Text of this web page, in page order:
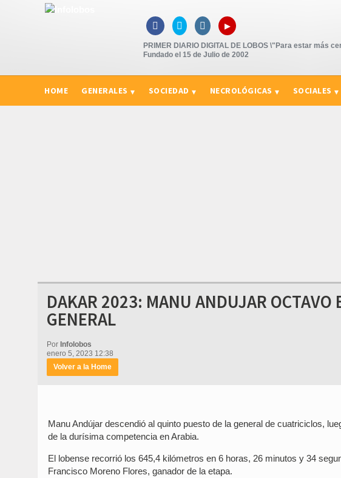
   ▸
PRIMER DIARIO DIGITAL DE LOBOS \"Para estar más
Fundado el 15 de Julio de 2002
HOME GENERALES SOCIEDAD NECROLÓGICAS SOCIALES
DAKAR 2023: MANU ANDUJAR OCTAVO
GENERAL
Por Infolobos
enero 5, 2023 12:38
Volver a la Home
Manu Andújar descendió al quinto puesto de la general de cuatriciclos,
de la durísima competencia en Arabia.
El lobense recorrió los 645,4 kilómetros en 6 horas, 26 minutos y 34
Francisco Moreno Flores, ganador de la etapa.